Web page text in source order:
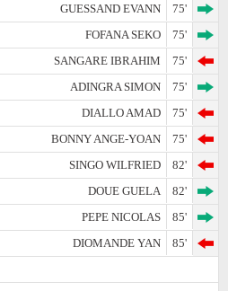
GUESSAND EVANN
75'
FOFANA SEKO
75'
SANGARE IBRAHIM
75'
ADINGRA SIMON
75'
DIALLO AMAD
75'
BONNY ANGE-YOAN
75'
SINGO WILFRIED
82'
DOUE GUELA
82'
PEPE NICOLAS
85'
DIOMANDE YAN
85'